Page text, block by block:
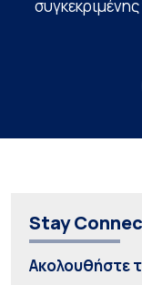
Stay
Ακολουθήστε